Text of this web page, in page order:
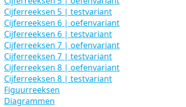
Cijferreeksen 5 | testvariant
Cijferreeksen 6 | oefenvariant
Cijferreeksen 6 | testvariant
Cijferreeksen 7 | oefenvariant
Cijferreeksen 7 | testvariant
Cijferreeksen 8 | oefenvariant
Cijferreeksen 8 | testvariant
Figuurreeksen
Diagrammen